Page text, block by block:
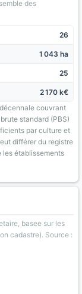
des
26
1 043 ha
25
2 170 k€
couvrant
standard (PBS)
par culture et
différer du registre
les établissements
basee sur les
cadastre). Source :